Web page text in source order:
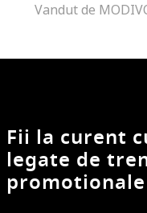
Vandut de
Fii la curent
legate de